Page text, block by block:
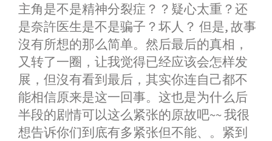
主角是不是精神分裂症？？疑心太重？还
是奈許医生是不是骗子？坏人？ 但是, 故事
沒有所想的那么简单。然后最后的真相，
又转了一圈，让我觉得已经应该会怎样发
展，但沒有看到最后，其实你连自己都不
能相信原来是这一回事。这也是为什么后
半段的剧情可以这么紧张的原故吧~~ 我很
想告诉你们到底有多紧张但不能、。紧到